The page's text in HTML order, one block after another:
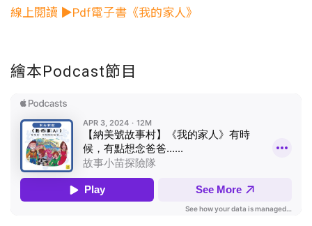
線上閱讀 ▶Pdf電子書《我的家人》
繪本Podcast節目